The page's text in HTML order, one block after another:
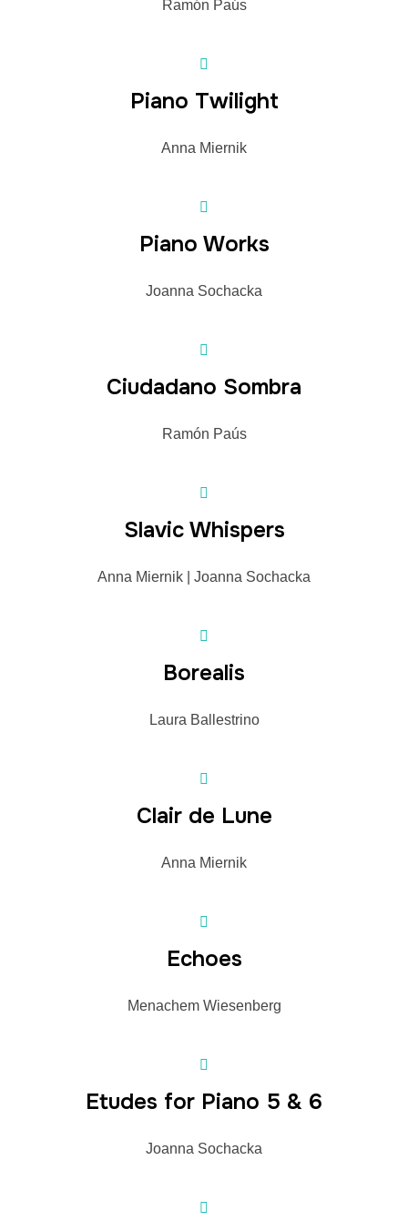
Ramón Paús
Piano Twilight
Anna Miernik
Piano Works
Joanna Sochacka
Ciudadano Sombra
Ramón Paús
Slavic Whispers
Anna Miernik | Joanna Sochacka
Borealis
Laura Ballestrino
Clair de Lune
Anna Miernik
Echoes
Menachem Wiesenberg
Etudes for Piano 5 & 6
Joanna Sochacka